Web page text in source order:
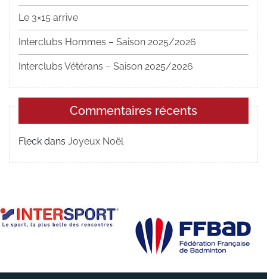
Le 3×15 arrive
Interclubs Hommes – Saison 2025/2026
Interclubs Vétérans – Saison 2025/2026
Commentaires récents
Fleck dans Joyeux Noël